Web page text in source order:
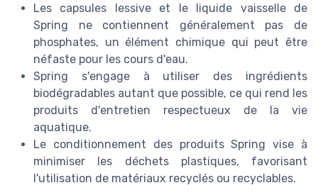
Les capsules lessive et le liquide vaisselle de
Spring ne contiennent généralement pas de
phosphates, un élément chimique qui peut être
néfaste pour les cours d'eau.
Spring s'engage à utiliser des ingrédients
biodégradables autant que possible, ce qui rend les
produits d'entretien respectueux de la vie
aquatique.
Le conditionnement des produits Spring vise à
minimiser les déchets plastiques, favorisant
l'utilisation de matériaux recyclés ou recyclables.